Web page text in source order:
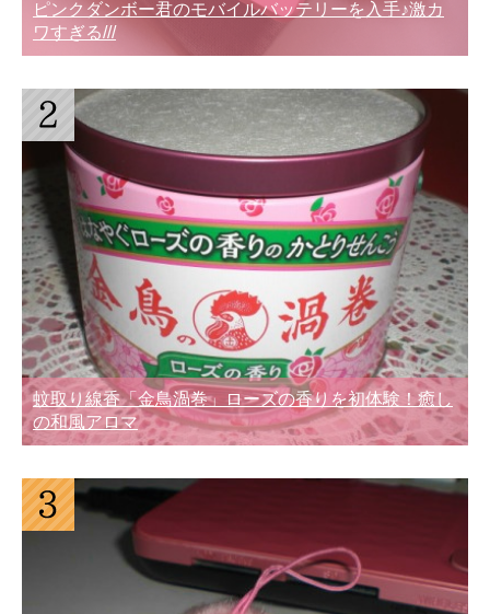
ピンクダンボー君のモバイルバッテリーを入手♪激カ
ワすぎる///
蚊取り線香「金鳥渦巻」ローズの香りを初体験！癒し
の和風アロマ